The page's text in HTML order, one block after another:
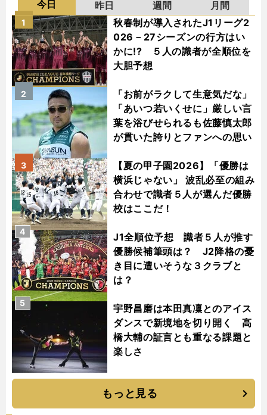
今日 昨日 週間
月間
秋春制が導入されたJ1リーグ2
026－27シーズンの行方はい
かに!? ５人の識者が全順位を
大胆予想
1
「お前がラクして生意気だな」
「あいつ若いくせに」厳しい言
葉を浴びせられるも佐藤慎太郎
が貫いた誇りとファンへの思い
2
【夏の甲子園2026】「優勝は
横浜じゃない」 波乱必至の組み
合わせで識者５人が選んだ優勝
校はここだ！
3
J1全順位予想 識者５人が推す
優勝候補筆頭は？ J2降格の憂
き目に遭いそうな３クラブと
は？
4
宇野昌磨は本田真凜とのアイス
ダンスで新境地を切り開く 高
橋大輔の証言とも重なる課題と
楽しさ
5
もっと見る